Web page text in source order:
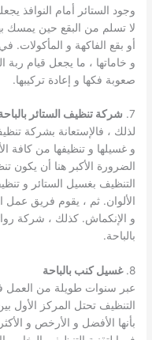
وجود الستائر أمام النوافذ
لا تسلم من البقع حين يمسك
أو بقع الفاكهة و المأكولات.
و خاماتها ، ما يجعل قيام
صعوبة فكها و إعادة تركيبها.
7. شركة تنظيف الستائر
لذلك ، فالإستعانة بشركة
و غسيلها و تنظيفها من كافة
الضرورة الأكبر هنا أن يكون
التنظيف بغسيل الستائر و
الألوان. ثم ، يقوم فريق عمل
و الإنكماش. كذلك ، شركة
بالباحة.
8. غسيل كنب بالباحة
عبر سنوات طويلة من العمل
التنظيف تحتل المركز الأول
بأنها الأفضل و الأرخص و